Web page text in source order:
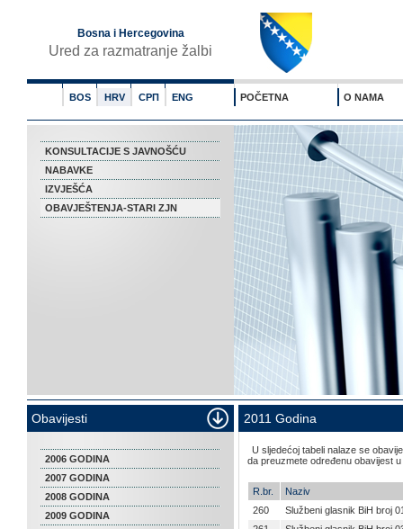
Bosna i Hercegovina
Ured za razmatranje žalbi
BOS HRV СРП ENG POČETNA O NAMA
KONSULTACIJE S JAVNOŠĆU
NABAVKE
IZVJEŠĆA
OBAVJEŠTENJA-STARI ZJN
Obavijesti
2006 GODINA
2007 GODINA
2008 GODINA
2009 GODINA
2011 Godina
U sljedećoj tabeli nalaze se
da preuzmete određenu obavijest
R.br.
Naziv
260
Službeni glasnik BiH broj